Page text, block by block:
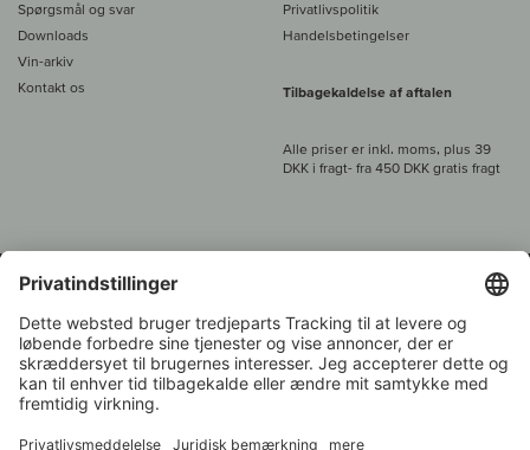
Spørgsmål og svar
Downloads
Vin-arkiv
Kontakt os
Privatlivspolitik
Handelsbetingelser
Tilbagekaldelse af aftalen
Alle priser er inkl. moms, plus 39
DKK i fragt- fra 450 DKK gratis fragt
Kundeservice:
+49 421 696 797-0
1.000 vinavlere –
Over 7.000 vine
Vinhandler